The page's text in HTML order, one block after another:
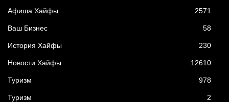
Афиша Хайфы 2571
Ваш Бизнес 58
История Хайфы 230
Новости Хайфы 12610
Туризм 978
Туризм 2